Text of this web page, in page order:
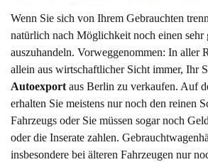
Wenn Sie sich von Ihrem Gebrauchten
natürlich nach Möglichkeit noch einen sehr
auszuhandeln. Vorweggenommen: In aller
allein aus wirtschaftlicher Sicht immer, Ihr
Autoexportaus Berlin zu verkaufen. Auf
erhalten Sie meistens nur noch den reinen
Fahrzeugs oder Sie müssen sogar noch
oder die Inserate zahlen.
insbesondere bei älteren Fahrzeugen nur